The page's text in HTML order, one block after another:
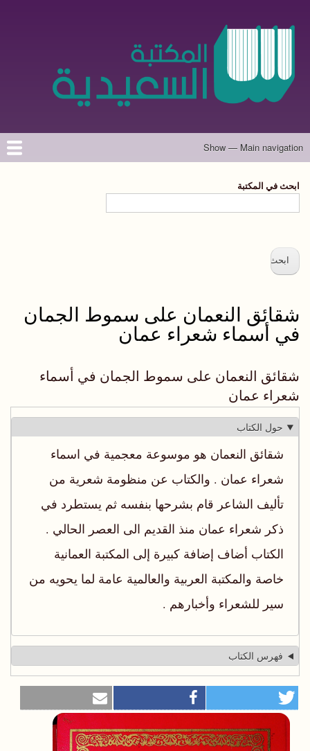
الرئيسي
Main
Show — Main navigation
الرئيسية
المؤلفون
تواصل معنا
حول الموقع
ابحث في المكتبة
شقائق النعمان على سموط الجمان
في أسماء شعراء عمان
شقائق النعمان على سموط الجمان في أسماء
شعراء عمان
حول الكتاب
شقائق النعمان هو موسوعة معجمية في اسماء
شعراء عمان . والكتاب عن منظومة شعرية من
تأليف الشاعر قام بشرحها بنفسه ثم يستطرد في
ذكر شعراء عمان منذ القديم الى العصر الحالي .
الكتاب أضاف إضافة كبيرة إلى المكتبة العمانية
خاصة والمكتبة العربية والعالمية عامة لما يحويه من
سير للشعراء وأخبارهم .
فهرس الكتاب